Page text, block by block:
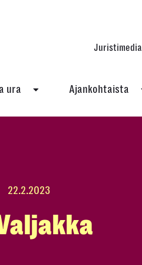
Juristimedia
ura Ajankohtaista
22.2.2023